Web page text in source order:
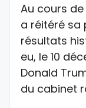
Au cours
a réitéré sa
résultats
eu, le 10
Donald
du cabinet